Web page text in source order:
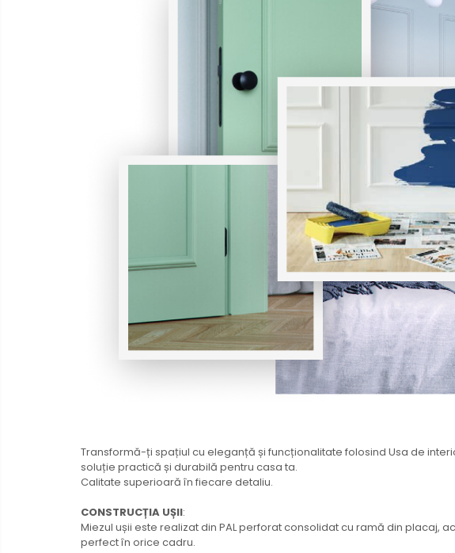
Transformă-ți spațiul cu eleganță și funcționalitate folosind Usa de
soluție practică și durabilă pentru casa ta.
Calitate superioară în fiecare detaliu.
CONSTRUCȚIA UȘII:
Miezul ușii este realizat din PAL perforat consolidat cu ramă din placaj,
perfect în orice cadru.